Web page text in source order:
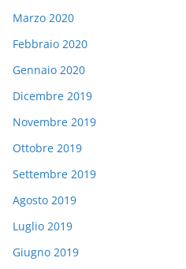
Marzo 2020
Febbraio 2020
Gennaio 2020
Dicembre 2019
Novembre 2019
Ottobre 2019
Settembre 2019
Agosto 2019
Luglio 2019
Giugno 2019